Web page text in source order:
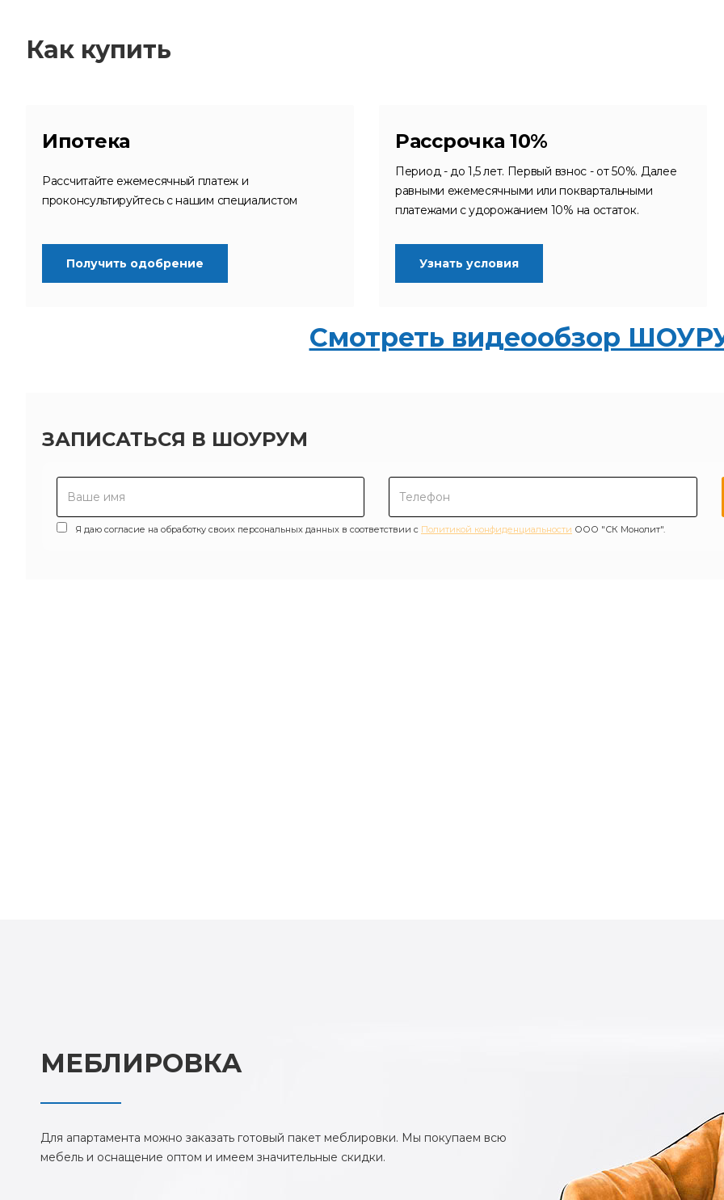
Как купить
Ипотека
Рассчитайте ежемесячный платеж и
проконсультируйтесь с нашим специалистом
Получить одобрение
Рассрочка 10%
Период - до 1,5 лет. Первый взнос - от 50%. Далее
равными ежемесячными или поквартальными
платежами с удорожанием 10% на остаток.
Узнать условия
Смотреть видеообзор
ЗАПИСАТЬСЯ В ШОУРУМ
Я даю согласие на обработку своих персональных данных в соответствии с Политикой конфиденциальности ООО "СК Монолит".
МЕБЛИРОВКА
Для апартамента можно заказать готовый пакет меблировки. Мы покупаем всю
мебель и оснащение оптом и имеем значительные скидки.